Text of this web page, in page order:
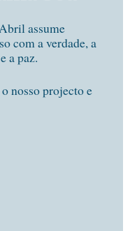
assume
com a verdade, a
a paz.
nosso projecto e